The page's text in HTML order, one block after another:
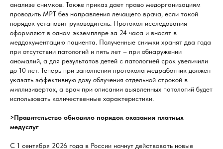
анализе снимков. Также приказ дает право медорганизациям
проводить МРТ без направления лечащего врача, если такой
порядок установит руководитель. Протокол исследования
оформляют в одном экземпляре за 24 часа и вносят в
меддокументацию пациента. Полученные снимки хранят два года
при отсутствии патологий и пять лет – при обнаружении
аномалий, а для результатов детей с патологией срок увеличили
до 10 лет. Теперь при заполнении протокола медработник должен
указать эффективную дозу облучения отдельной строкой в
миллизивертах, а врач при описании выявленных патологий будет
использовать количественные характеристики.
>Правительство обновило порядок оказания платных
медуслуг
С 1 сентября 2026 года в России начнут действовать новые